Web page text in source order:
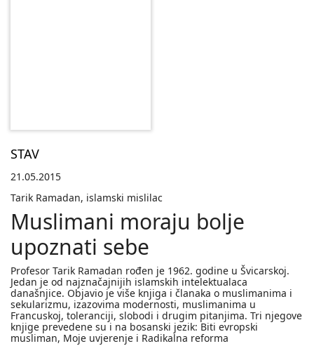
STAV
21.05.2015
Tarik Ramadan, islamski mislilac
Muslimani moraju bolje
upoznati sebe
Profesor Tarik Ramadan rođen je 1962. godine u Švicarskoj.
Jedan je od najznačajnijih islamskih intelektualaca
današnjice. Objavio je više knjiga i članaka o muslimanima i
sekularizmu, izazovima modernosti, muslimanima u
Francuskoj, toleranciji, slobodi i drugim pitanjima. Tri njegove
knjige prevedene su i na bosanski jezik: Biti evropski
musliman, Moje uvjerenje i Radikalna reforma